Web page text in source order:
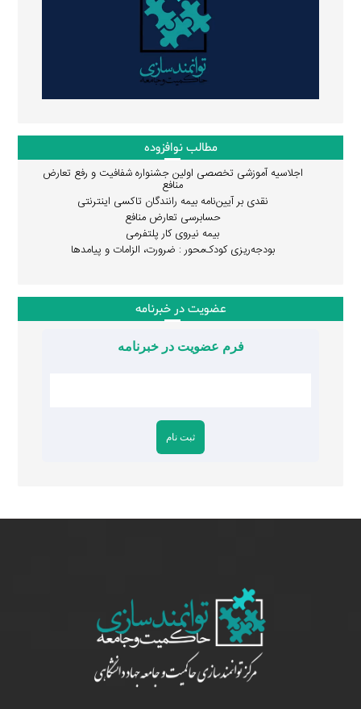
مطالب نوافزوده
اجلاسیه آموزشی تخصصی اولین جشنواره شفافیت و رفع تعارض
منافع
نقدی بر آیین‌نامه بیمه رانندگان تاکسی اینترنتی
حسابرسی تعارض منافع
بیمه نیروی کار پلتفرمی
بودجه‌ریزی کودک‌محور : ضرورت، الزامات و پیامدها
عضویت در خبرنامه
فرم عضویت در خبرنامه